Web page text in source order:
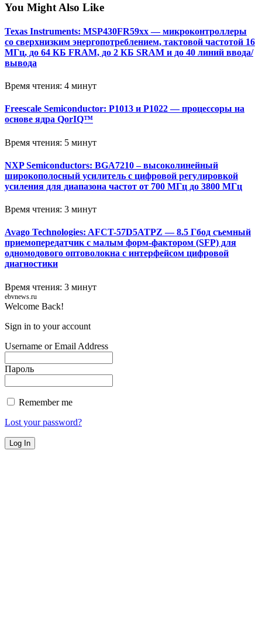
You Might Also Like
Texas Instruments: MSP430FR59xx — микроконтроллеры
со сверхнизким энергопотреблением, тактовой частотой 16
МГц, до 64 КБ FRAM, до 2 КБ SRAM и до 40 линий ввода/
вывода
Время чтения: 4 минут
Freescale Semiconductor: P1013 и P1022 — процессоры на
основе ядра QorIQ™
Время чтения: 5 минут
NXP Semiconductors: BGA7210 – высоколинейный
широкополосный усилитель с цифровой регулировкой
усиления для диапазона частот от 700 МГц до 3800 МГц
Время чтения: 3 минут
Avago Technologies: AFCT-57D5ATPZ — 8.5 Гбод съемный
приемопередатчик с малым форм-фактором (SFP) для
одномодового оптоволокна с интерфейсом цифровой
диагностики
Время чтения: 3 минут
ebvnews.ru
Welcome Back!
Sign in to your account
Username or Email Address
Пароль
Remember me
Lost your password?